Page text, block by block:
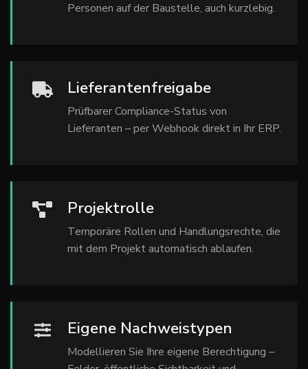
Personen auf der Baustelle, auch kurzlebig.
Lieferantenfreigabe
Prüfbarer Compliance-Status von
Lieferanten – per Webhook direkt in Ihr ERP.
Projektrolle
Temporäre Rollen und Handlungsrechte, die
mit dem Projekt automatisch ablaufen.
Eigene Nachweistypen
Modellieren Sie Ihre eigene Berechtigung –